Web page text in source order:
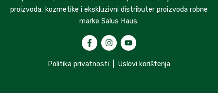
proizvoda, kozmetike i ekskluzivni distributer proizvoda robne
marke Salus Haus.
Politika privatnosti Uslovi korištenja